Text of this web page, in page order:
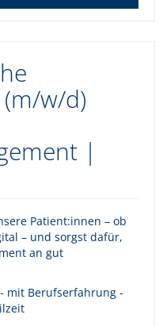
w/d)
|
Patient:innen – ob
– und sorgst dafür,
an gut
mit Berufserfahrung -